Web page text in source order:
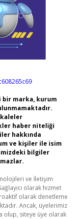
marka, kurum
haber niteliği
hakkında
ve kişiler ile isim
bilgiler
ve İletişim
olarak hizmet
olarak denetleme
Ancak, üyelerimiz
olup, siteye üye olarak